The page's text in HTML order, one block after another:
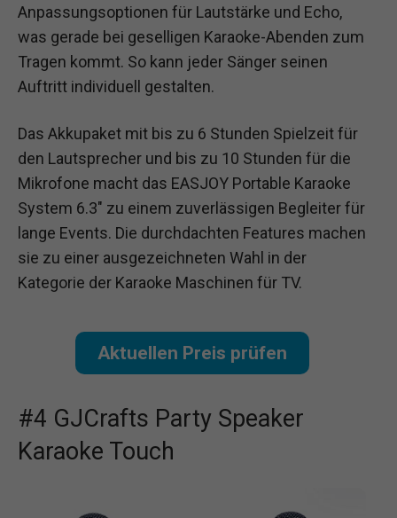
Anpassungsoptionen für Lautstärke und Echo,
was gerade bei geselligen Karaoke-Abenden zum
Tragen kommt. So kann jeder Sänger seinen
Auftritt individuell gestalten.
Das Akkupaket mit bis zu 6 Stunden Spielzeit für
den Lautsprecher und bis zu 10 Stunden für die
Mikrofone macht das EASJOY Portable Karaoke
System 6.3″ zu einem zuverlässigen Begleiter für
lange Events. Die durchdachten Features machen
sie zu einer ausgezeichneten Wahl in der
Kategorie der Karaoke Maschinen für TV.
Aktuellen Preis prüfen
#4 GJCrafts Party Speaker
Karaoke Touch